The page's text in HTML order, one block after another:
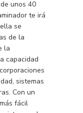
unos 40
te irá
se
de la
la
capacidad
sistemas
Con un
fácil